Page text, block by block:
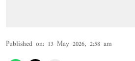
Published on: 13 May 2026, 2:58 am